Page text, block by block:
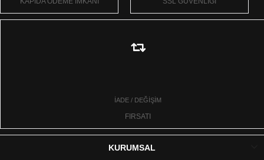
İADE / DEĞİŞİM
FIRSATI
KURUMSAL